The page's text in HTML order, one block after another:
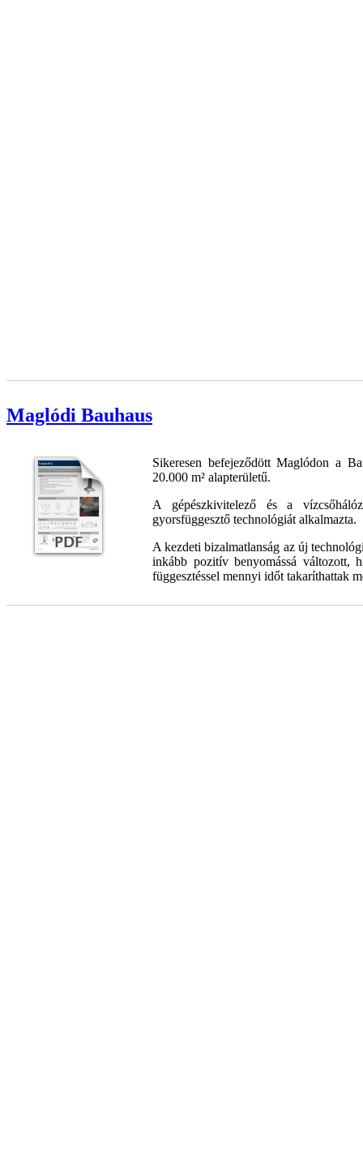
Maglódi Bauhaus
Sikeresen befejeződött Maglódon a
20.000 m² alapterületű.
A gépészkivitelező és a
gyorsfüggesztő technológiát alkalmazta.
A kezdeti bizalmatlanság az új
inkább pozitív benyomássá változott,
függesztéssel mennyi időt takaríthattak